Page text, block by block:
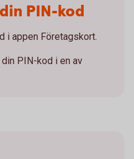
PIN-kod
i appen Företagskort.
PIN-kod i en av